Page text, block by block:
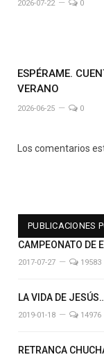
2026-07-22 0
ESPÉRAME.
VERANO
2026-06-25 0
Los comentarios
PUBLICACIONES
CAMPEONATO DE
2017-07-27 19583
LA VIDA DE
2019-01-18 14976
RETRANCA